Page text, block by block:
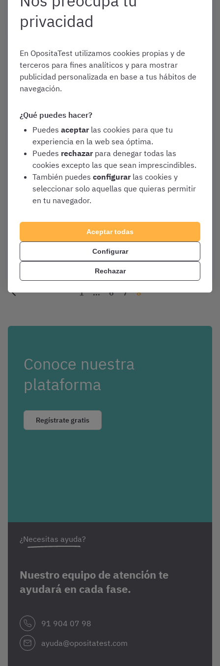
Varias oposiciones
¿A qué oposiciones me puedo
presentar con bachillerato?
Convocatorias y Guías de Oposiciones
Varias oposiciones
Mayo 28, 2020
¿Cuál es la diferencia entre
opositar a Policía Nacional y a
Policía Local?
1 ... 6 7 8
Conoce nuestra
plataforma
Regístrate gratis
¿Necesitas ayuda?
Nuestro equipo de atención te
ayudará en cada fase.
91 904 07 98
ayuda@opositatest.com
privacidad
En OpositaTest utilizamos cookies propias y de
terceros para fines analíticos y para mostrar
publicidad personalizada en base a tus hábitos de
navegación.
¿Qué puedes hacer?
Puedes aceptar las cookies para que tu
experiencia en la web sea óptima.
Puedes rechazar para denegar todas las
cookies excepto las que sean imprescindibles.
También puedes configurar las cookies y
seleccionar solo aquellas que quieras permitir
en tu navegador.
Aceptar todas
Configurar
Rechazar